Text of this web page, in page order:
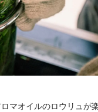
マオイルのロウリュが